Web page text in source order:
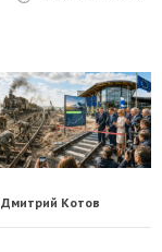
Дмитрий Котов